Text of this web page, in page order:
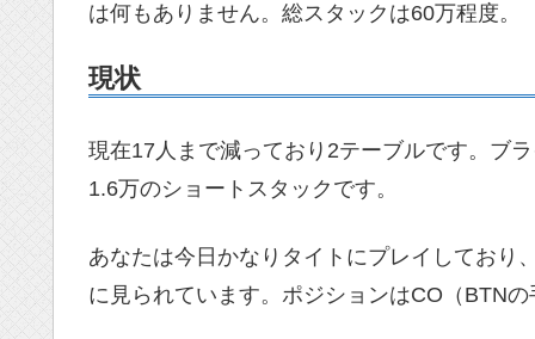
は何もありません。総スタックは60万程度。
現状
現在17人まで減っており2テーブルです。ブ
1.6万のショートスタックです。
あなたは今日かなりタイトにプレイしており
に見られています。ポジションはCO（BTN